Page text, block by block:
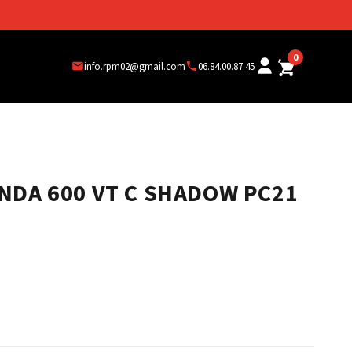
info.rpm02@gmail.com 06.84.00.87.45
0
600 VT C SHADOW PC21